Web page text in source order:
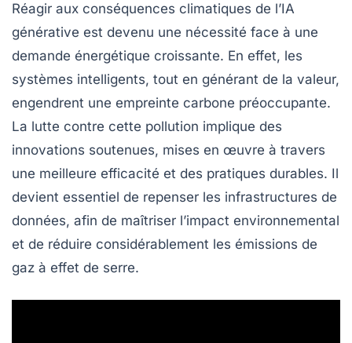
Réagir aux conséquences climatiques de l’IA
générative est devenu une nécessité face à une
demande énergétique croissante. En effet, les
systèmes intelligents, tout en générant de la valeur,
engendrent une empreinte carbone préoccupante.
La lutte contre cette pollution implique des
innovations soutenues, mises en œuvre à travers
une meilleure efficacité et des pratiques durables. Il
devient essentiel de repenser les infrastructures de
données, afin de maîtriser l’impact environnemental
et de réduire considérablement les émissions de
gaz à effet de serre.